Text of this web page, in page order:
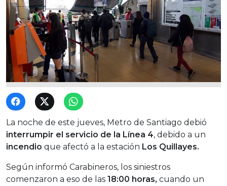
La noche de este jueves, Metro de Santiago debió
interrumpir el servicio de la Línea 4, debido a un
incendio que afectó a la estación Los Quillayes.
Según informó Carabineros, los siniestros
comenzaron a eso de las 18:00 horas, cuando un